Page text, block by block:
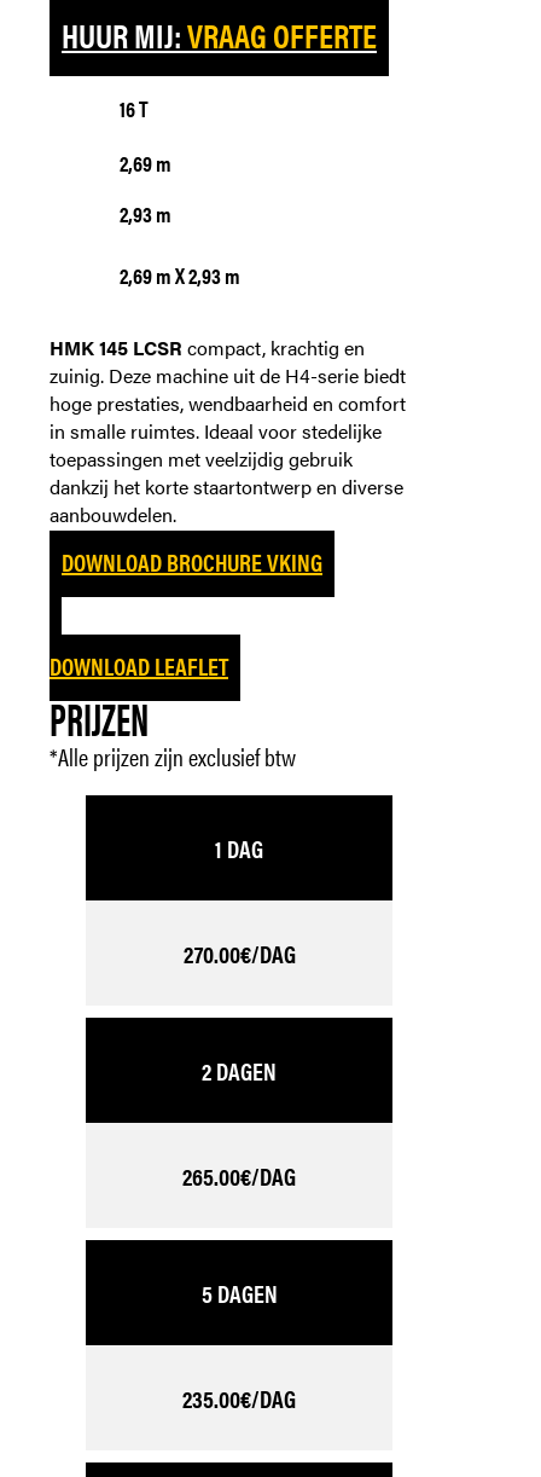
HUUR MIJ:VRAAG OFFERTE
16 T
2,69 m
2,93 m
2,69 m X 2,93 m
HMK 145 LCSR compact, krachtig en
zuinig. Deze machine uit de H4-serie biedt
hoge prestaties, wendbaarheid en comfort
in smalle ruimtes. Ideaal voor stedelijke
toepassingen met veelzijdig gebruik
dankzij het korte staartontwerp en diverse
aanbouwdelen.
DOWNLOADBROCHURE VKING
DOWNLOADLEAFLET
PRIJZEN
*Alle prijzen zijn exclusief btw
1 DAG
270.00€/DAG
2 DAGEN
265.00€/DAG
5 DAGEN
235.00€/DAG